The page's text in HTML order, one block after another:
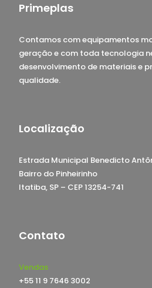
Primeplas
Contamos com equipamentos
geração e com toda tecnologia
desenvolvimento de materiais e
qualidade.
Localização
Estrada Municipal Benedicto
Bairro do Pinheirinho
Itatiba, SP – CEP 13254-741
Contato
Vendas
+55 11 9 7646 3002